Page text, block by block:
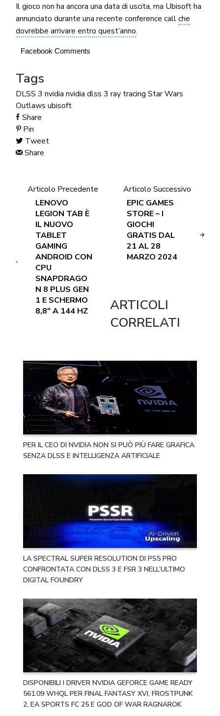
Il gioco non ha ancora una data di uscita, ma Ubisoft ha
annunciato durante una recente conference callche
dovrebbe arrivare entro quest’anno.
Facebook Comments
Tags
DLSS 3 nvidia nvidia dlss 3 ray tracing Star Wars
Outlaws ubisoft
Share
Pin
Tweet
Share
Articolo Precedente
LENOVO
LEGION TAB È
IL NUOVO
TABLET
GAMING
ANDROID CON
CPU
SNAPDRAGO
N 8 PLUS GEN
1 E SCHERMO
8,8″ A 144 HZ
Articolo Successivo
EPIC GAMES
STORE – I
GIOCHI
GRATIS DAL
21 AL 28
MARZO 2024
ARTICOLI
CORRELATI
PER IL CEO DI NVIDIA NON SI PUÒ PIÙ FARE GRAFICA
SENZA DLSS E INTELLIGENZA ARTIFICIALE
LA SPECTRAL SUPER RESOLUTION DI PS5 PRO
CONFRONTATA CON DLSS 3 E FSR 3 NELL’ULTIMO
DIGITAL FOUNDRY
DISPONIBILI I DRIVER NVIDIA GEFORCE GAME READY
561.09 WHQL PER FINAL FANTASY XVI, FROSTPUNK
2, EA SPORTS FC 25 E GOD OF WAR RAGNAROK